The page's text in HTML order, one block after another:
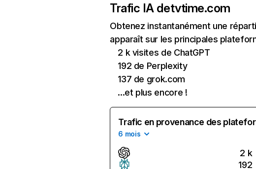
Trafic IA detvtime.com
Obtenez instantanément une
apparaît sur les principales
2 k visites de ChatGPT
192 de Perplexity
137 de grok.com
...et plus encore !
Trafic en provenance des
6 mois
2 k
192